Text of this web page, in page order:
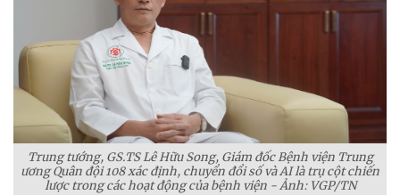
Trung tướng, GS.TS Lê Hữu Song, Giám đốc Bệnh viện Trung
ương Quân đội 108 xác định, chuyển đổi số và AI là trụ cột chiến
lược trong các hoạt động của bệnh viện - Ảnh: VGP/TN